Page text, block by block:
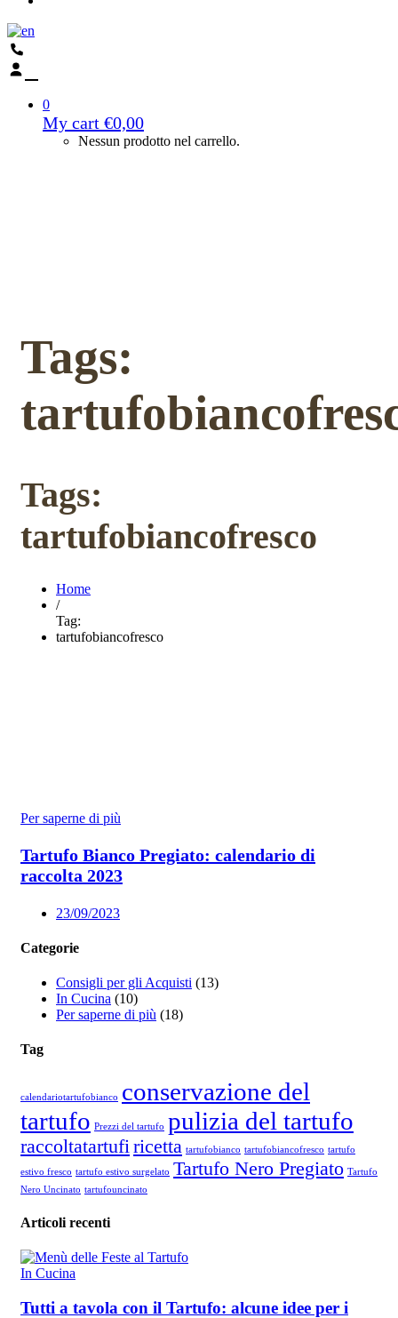
0
My cart €0,00
Nessun prodotto nel carrello.
Tags:
Tags:
tartufobiancofresco
Home
/
Tag:
tartufobiancofresco
Per saperne di più
Tartufo Bianco Pregiato: calendario di
raccolta 2023
23/09/2023
Categorie
Consigli per gli Acquisti (13)
In Cucina (10)
Per saperne di più (18)
Tag
calendariotartufobianco conservazione del
tartufo Prezzi del tartufo pulizia del tartufo
raccoltatartufi ricetta tartufobianco tartufobiancofresco tartufo
estivo fresco tartufo estivo surgelato Tartufo Nero Pregiato Tartufo
Nero Uncinato tartufouncinato
Articoli recenti
In Cucina
Tutti a tavola con il Tartufo: alcune idee per i